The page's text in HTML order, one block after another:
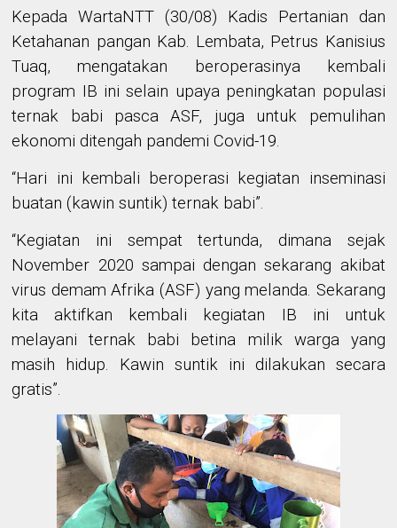
Kepada WartaNTT (30/08) Kadis Pertanian dan
Ketahanan pangan Kab. Lembata, Petrus Kanisius
Tuaq, mengatakan
beroperasinya kembali
program IB ini selain upaya peningkatan populasi
ternak babi pasca ASF, juga untuk pemulihan
ekonomi ditengah pandemi Covid-19.
“Hari ini kembali beroperasi kegiatan inseminasi
buatan (kawin suntik) ternak babi”.
“Kegiatan ini sempat tertunda, dimana sejak
November 2020 sampai dengan sekarang akibat
virus demam Afrika (ASF) yang melanda. Sekarang
kita aktifkan kembali kegiatan IB ini untuk
melayani ternak babi betina milik warga yang
masih hidup. Kawin suntik ini dilakukan secara
gratis”.